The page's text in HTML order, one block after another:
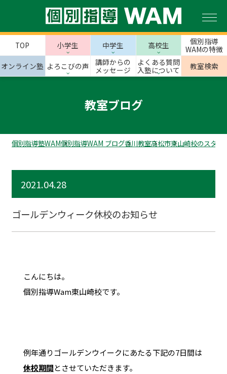
TOP 小学生 中学生 高校生
個別指導
WAMの特徴
オンライン塾 よろこびの声
講師からの
メッセージ
よくある質問
入塾について
教室検索
教室ブログ
個別指導塾WAM個別指導WAM ブログ香川教室高松市東山崎校のスタッ
2021.04.28
ゴールデンウィーク休校のお知らせ
こんにちは。
個別指導Wam東山崎校です。
例年通りゴールデンウイークにあたる下記の7日間は
休校期間とさせていただきます。